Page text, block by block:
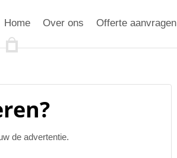
Home Over ons Offerte aanvragen
de advertentie.